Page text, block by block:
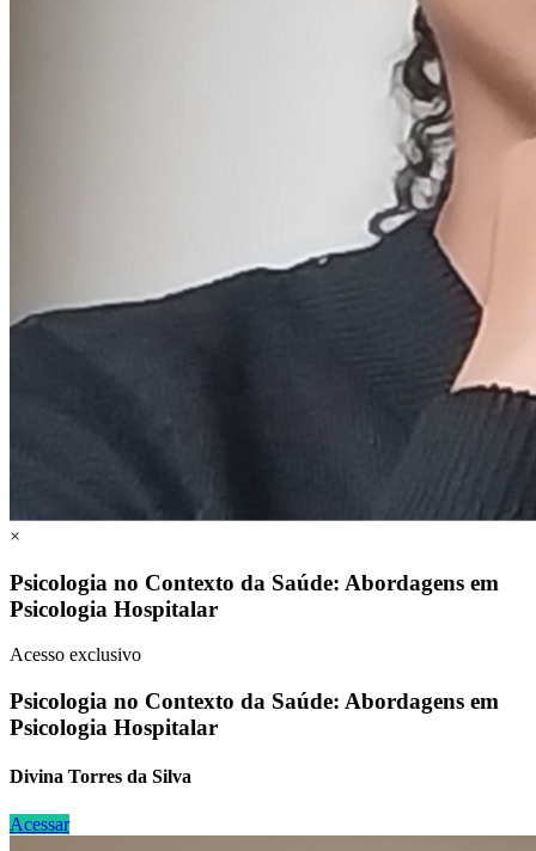
×
Psicologia no Contexto da Saúde: Abordagens em
Psicologia Hospitalar
Acesso exclusivo
Psicologia no Contexto da Saúde: Abordagens em
Psicologia Hospitalar
Divina Torres da Silva
Acessar